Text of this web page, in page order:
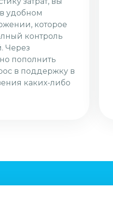
удобном
которое
контроль
Через
пополнить
в поддержку в
каких-либо